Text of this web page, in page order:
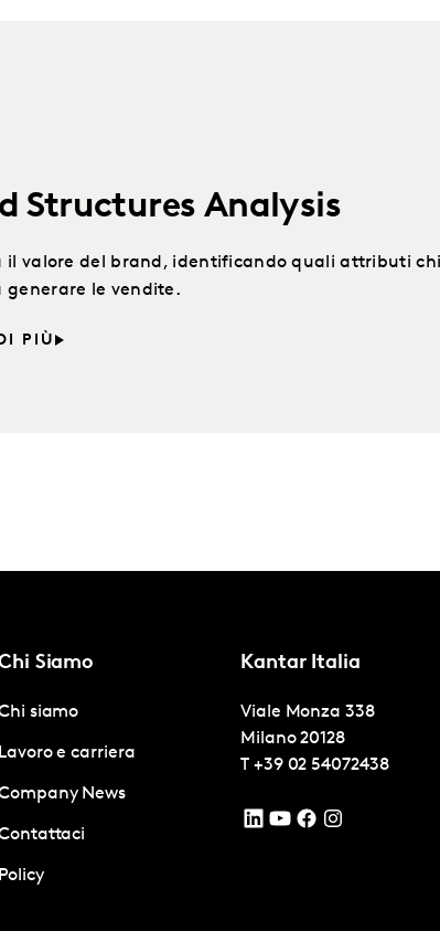
Structures Analysis
il valore del brand, identificando quali attributi
generare le vendite.
PIÙ
Siamo
siamo
Lavoro e carriera
News
Policy
Kantar Italia
Viale Monza 338
Milano 20128
T +39 02 54072438